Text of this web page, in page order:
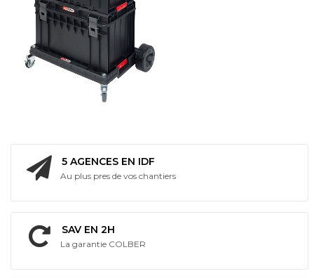
5 AGENCES EN IDF
Au plus pres de vos chantiers
SAV EN 2H
La garantie COLBER